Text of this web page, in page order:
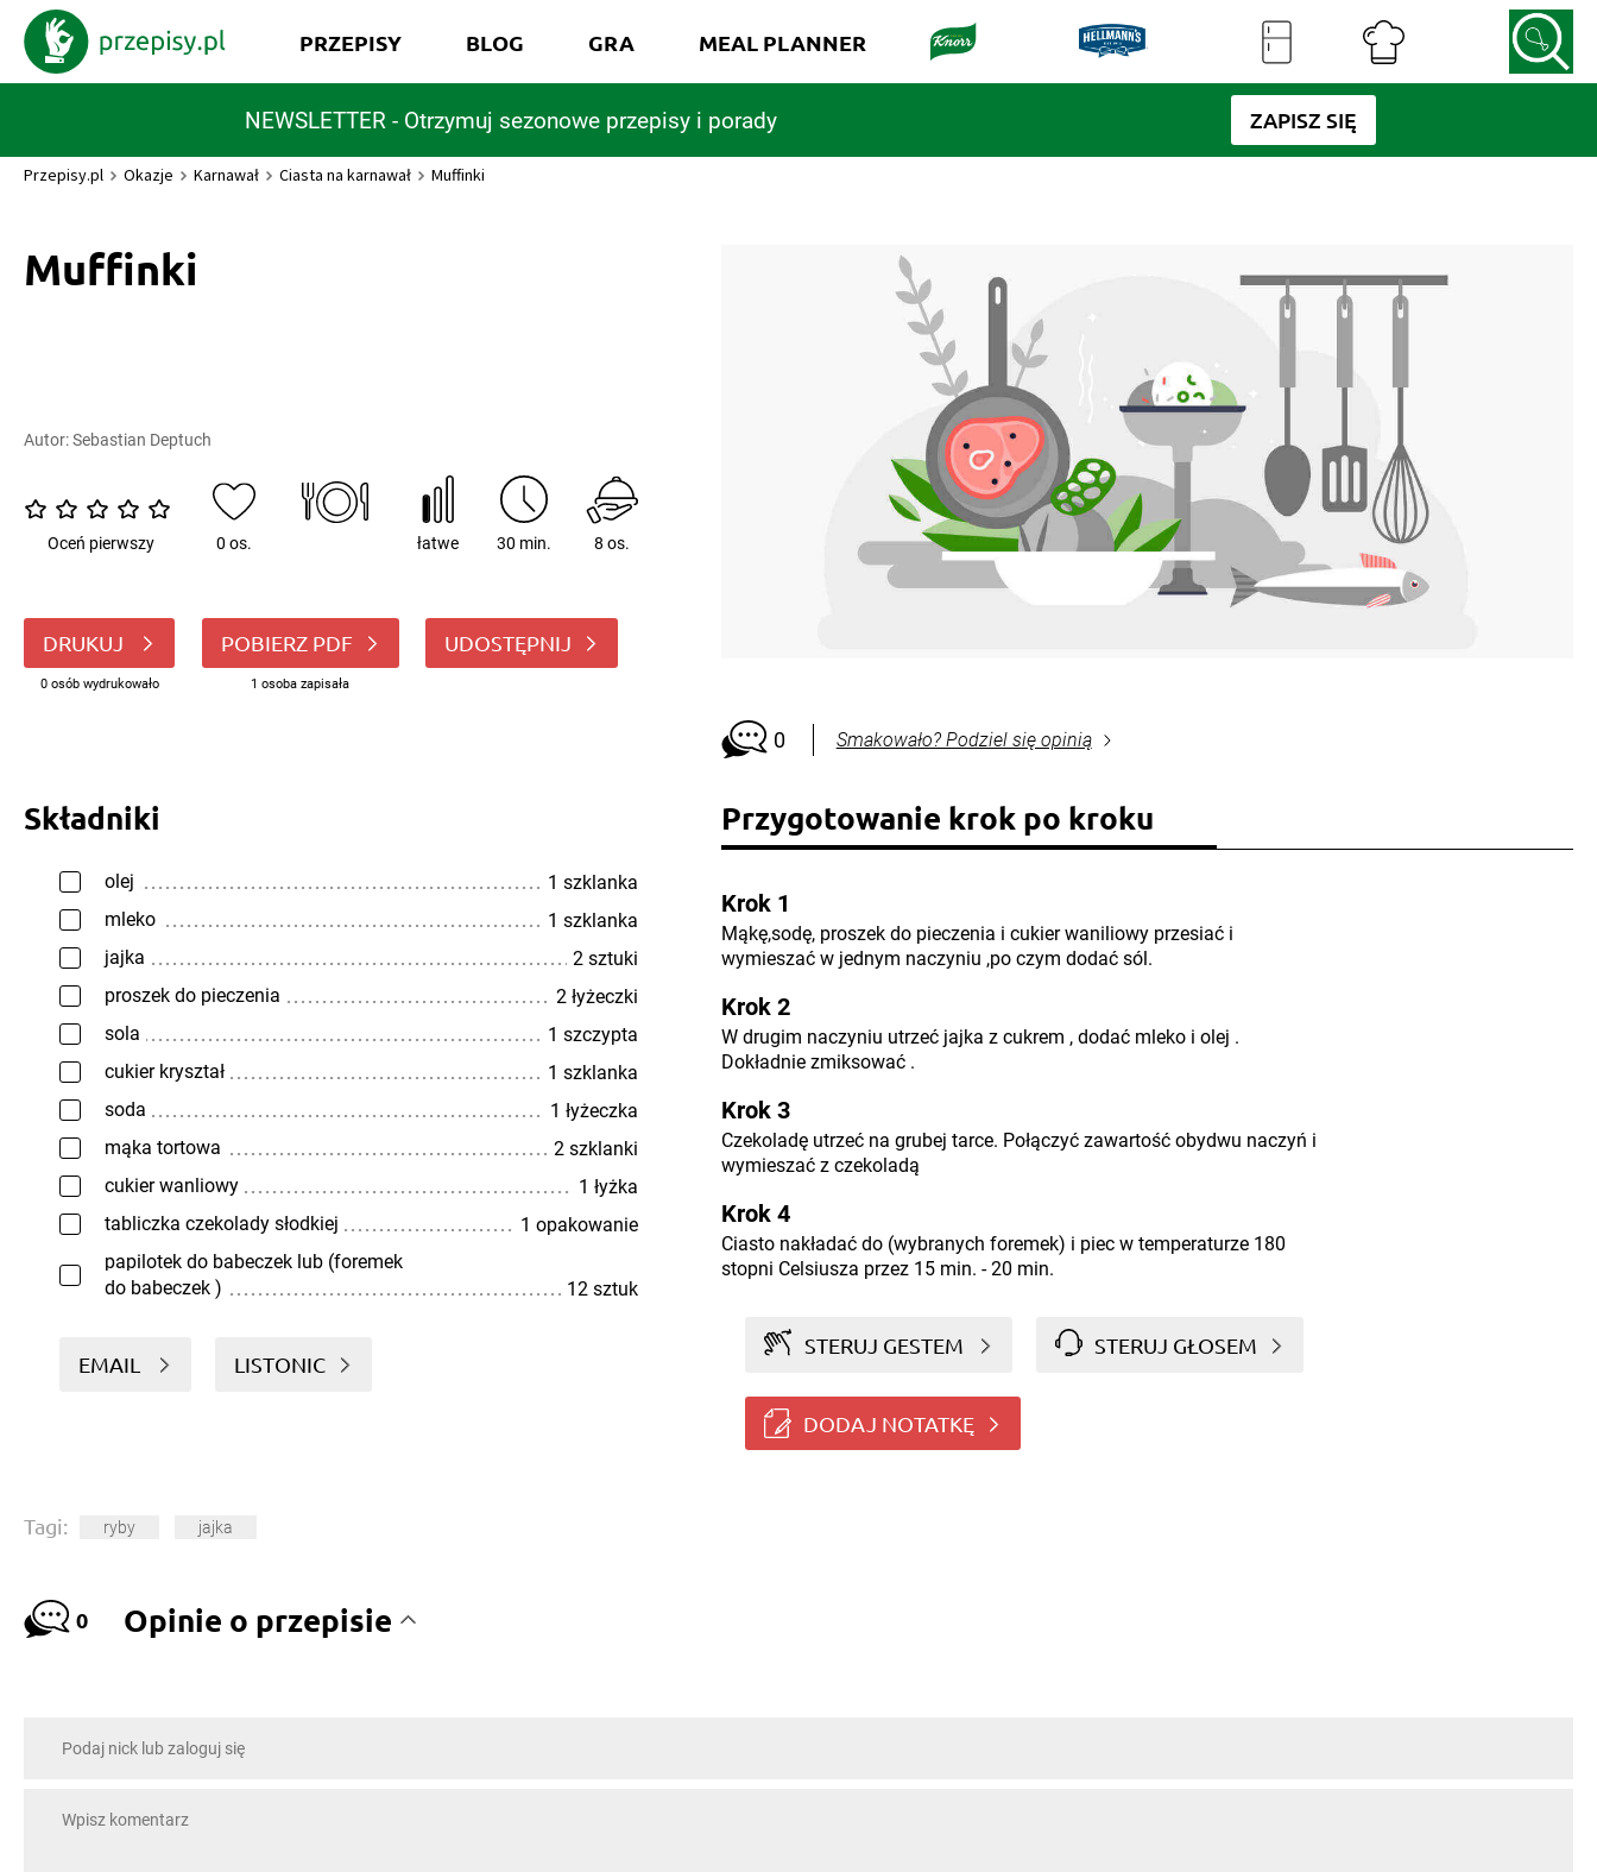
NEWSLETTER - Otrzymuj sezonowe przepisy i porady ZAPISZ SIĘ
PRZEPISY BLOG GRA MEAL PLANNER
Przepisy.pl Okazje Karnawał Ciasta na karnawał Muffinki
Muffinki
Autor:Sebastian Deptuch
Oceń pierwszy 0 os. łatwe 30 min. 8 os.
DRUKUJ
0 osób wydrukowało
POBIERZ PDF
1 osoba zapisała
UDOSTĘPNIJ
0 Smakowało? Podziel się opinią
Składniki
olej
1 szklanka
mleko
1 szklanka
jajka
2 sztuki
proszek do pieczenia
2 łyżeczki
sola
1 szczypta
cukier kryształ
1 szklanka
soda
1 łyżeczka
mąka tortowa
2 szklanki
cukier wanliowy
1 łyżka
tabliczka czekolady słodkiej
1 opakowanie
papilotek do babeczek lub (foremek
do babeczek )
12 sztuk
EMAIL LISTONIC
Przygotowanie krok po kroku
Krok 1
Mąkę,sodę, proszek do pieczenia i cukier waniliowy przesiać i
wymieszać w jednym naczyniu ,po czym dodać sól.
Krok 2
W drugim naczyniu utrzeć jajka z cukrem , dodać mleko i olej .
Dokładnie zmiksować .
Krok 3
Czekoladę utrzeć na grubej tarce. Połączyć zawartość obydwu naczyń i
wymieszać z czekoladą
Krok 4
Ciasto nakładać do (wybranych foremek) i piec w temperaturze 180
stopni Celsiusza przez 15 min. - 20 min.
STERUJ GESTEM STERUJ GŁOSEM
DODAJ NOTATKĘ
Tagi: ryby jajka
0 Opinie o przepisie